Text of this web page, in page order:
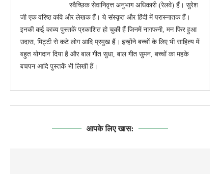
स्वैच्छिक सेवानिवृत्त अनुभाग अधिकारी (रेलवे) हैं। सुरेश
जी एक वरिष्ठ कवि और लेखक हैं। ये संस्कृत और हिंदी में परास्नातक हैं।
इनकी कई काव्य पुस्तकें प्रकाशित हो चुकी हैं जिनमें नागफनी, मन फिर हुआ
उदास, मिट्टी से कटे लोग आदि प्रमुख हैं। इन्होंने बच्चों के लिए भी साहित्य में
बहुत योगदान दिया है और बाल गीत सुधा, बाल गीत सुमन, बच्चों का महके
बचपन आदि पुस्तकें भी लिखी हैं।
आपके लिए खास: